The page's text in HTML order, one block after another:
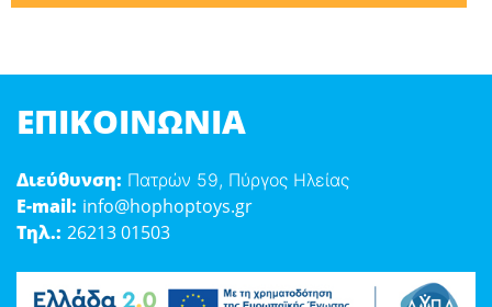
ΕΠΙΚΟΙΝΩΝΊΑ
Διεύθυνση: Πατρών 59, Πύργος Ηλείας
E-mail: info@hophoptoys.gr
Τηλ.: 26213 01503